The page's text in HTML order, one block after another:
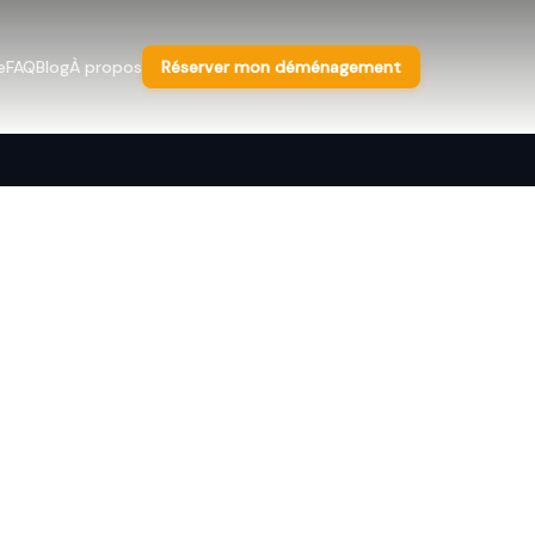
FAQBlogÀ propos Réserver mon déménagement